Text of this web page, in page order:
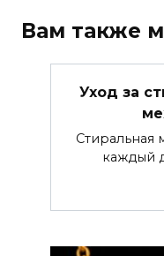
Вам также
Уход за
Стиральная
каждый